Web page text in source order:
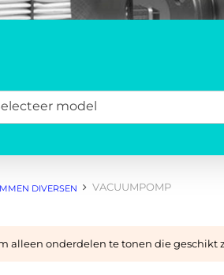
model
DIVERSEN VACUUMPOMP
alleen onderdelen te tonen die geschikt